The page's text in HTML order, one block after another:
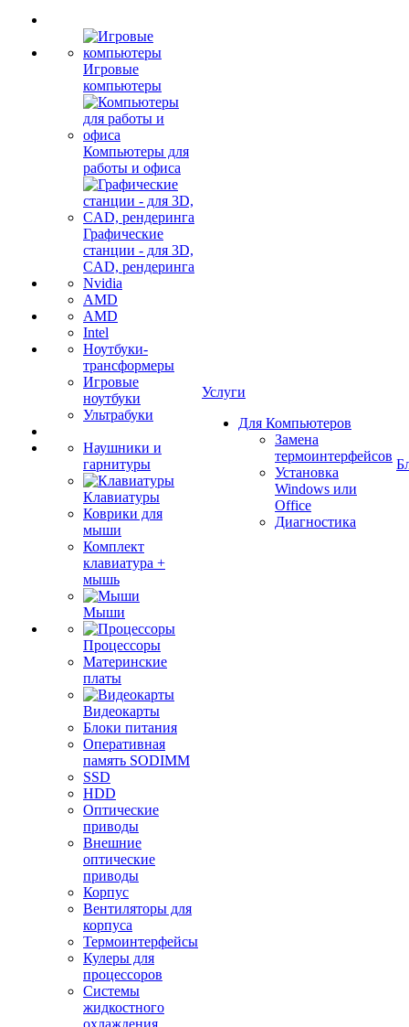
Игровые
компьютеры
Компьютеры для
работы и офиса
Графические
станции - для 3D,
CAD, рендеринга
Nvidia
AMD
AMD
Intel
Ноутбуки-
трансформеры
Игровые
ноутбуки
Ультрабуки
Наушники и
гарнитуры
Клавиатуры
Коврики для
мыши
Комплект
клавиатура +
мышь
Мыши
Процессоры
Материнские
платы
Видеокарты
Блоки питания
Оперативная
память SODIMM
SSD
HDD
Оптические
приводы
Внешние
оптические
приводы
Корпус
Вентиляторы для
корпуса
Термоинтерфейсы
Кулеры для
процессоров
Системы
жидкостного
охлаждения
Услуги
Для Компьютеров
Замена
термоинтерфейсов
Установка
Windows или
Office
Диагностика